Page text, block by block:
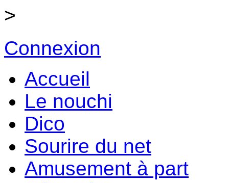
>
Connexion
Accueil
Le nouchi
Dico
Sourire du net
Amusement à part